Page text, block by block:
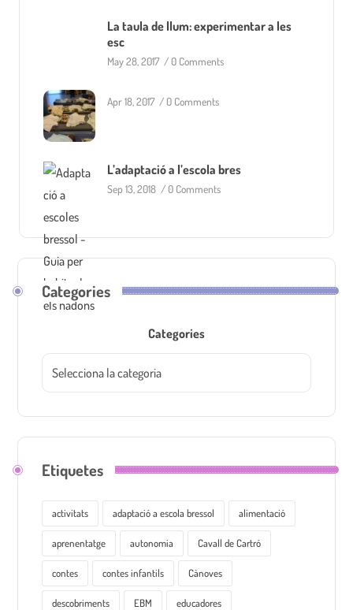
La taula de llum: experimentar a les
esc
May 28, 2017 /0 Comments
Apr 18, 2017 /0 Comments
L’adaptació a l’escola bres
Sep 13, 2018 /0 Comments
Categories
Categories
Etiquetes
activitats adaptació a escola bressol alimentació
aprenentatge autonomia Cavall de Cartró
contes contes infantils Cànoves
descobriments EBM educadores